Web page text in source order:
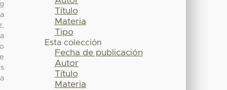
Título
Materia
Tipo
Esta colección
Fecha de publicación
Autor
Título
Materia